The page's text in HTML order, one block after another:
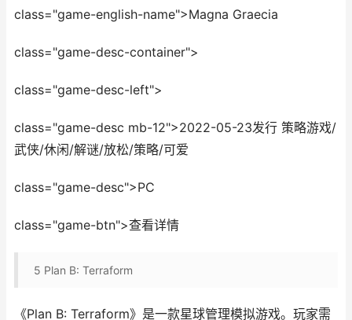
class="game-english-name">Magna Graecia
class="game-desc-container">
class="game-desc-left">
class="game-desc mb-12">2022-05-23发行 策略游戏/
武侠/休闲/解谜/放松/策略/可爱
class="game-desc">PC
class="game-btn">查看详情
5 Plan B: Terraform
《Plan B: Terraform》是一款星球管理模拟游戏。玩家需